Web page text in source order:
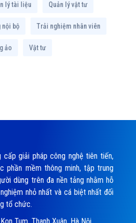
lý tài liệu Quản lý vật tư
nội bộ Trải nghiệm nhân viên
ảo Vật tư
cấp giải pháp công nghệ tiên tiến,
phần mềm thông minh, tập trung
dùng trên đa nền tảng nhằm hỗ
nhỏ nhất và cá biệt nhất đối
tổ chức.